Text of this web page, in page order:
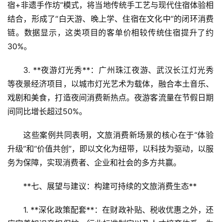
慧
旅
游
+
文
旅
社
区
宿+非遗手作坊”模式，将当地传统手工艺与现代住宿体验相
结合，形成了“白天游、晚上学、住宿在文化中”的闭环消费
链。数据显示，这类项目的客单价相较传统住宿提升了约
30%。
3. **夜游灯光秀**：广州珠江夜游、武汉长江灯光秀
等夜景经济项目，以城市灯光艺术为载体，融合本土音乐、
戏剧和美食，打造夜间消费新热点。夜游客流量在节假日期
间同比增长超过50%。
这些案例共同表明，文旅消费新场景的核心在于“体验
升级”和“价值共创”，即以文化为纽带，以科技为驱动，以服
务为保障，实现消费者、企业和社会的多方共赢。
**七、展望与建议：构建可持续的文旅消费生态**
1. **深化政策配套**：在财政补贴、税收优惠之外，还